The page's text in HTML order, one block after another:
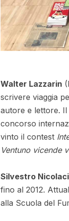
Walter Lazzarin
scrivere viaggia
autore e lettore.
concorso
vinto il contest
Ventuno vicende
Silvestro Nicolaci
fino al 2012.
alla Scuola del